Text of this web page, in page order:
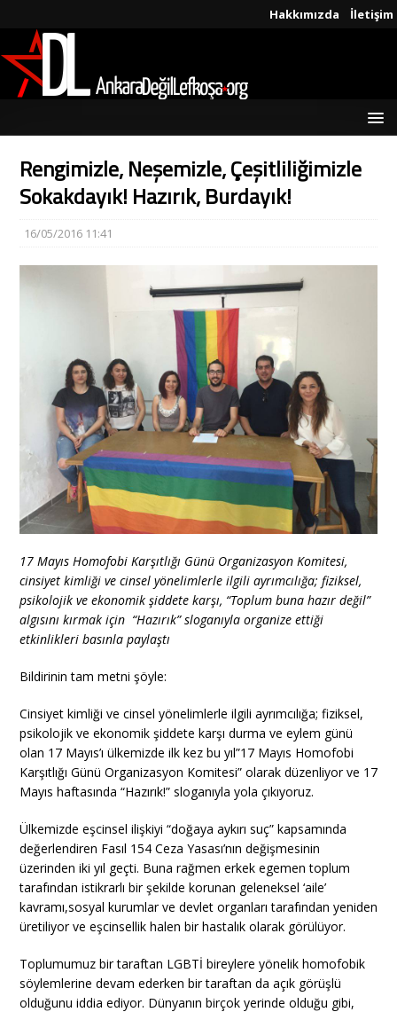
Hakkımızda İletişim
Rengimizle, Neşemizle, Çeşitliliğimizle
Sokakdayık! Hazırık, Burdayık!
16/05/2016 11:41
17 Mayıs Homofobi Karşıtlığı Günü Organizasyon Komitesi,
cinsiyet kimliği ve cinsel yönelimlerle ilgili ayrımcılığa; fiziksel,
psikolojik ve ekonomik şiddete karşı, “Toplum buna hazır değil”
algısını kırmak için “Hazırık” sloganıyla organize ettiği
etkinlikleri basınla paylaştı
Bildirinin tam metni şöyle:
Cinsiyet kimliği ve cinsel yönelimlerle ilgili ayrımcılığa; fiziksel,
psikolojik ve ekonomik şiddete karşı durma ve eylem günü
olan 17 Mayıs’ı ülkemizde ilk kez bu yıl”17 Mayıs Homofobi
Karşıtlığı Günü Organizasyon Komitesi” olarak düzenliyor ve 17
Mayıs haftasında “Hazırık!” sloganıyla yola çıkıyoruz.
Ülkemizde eşcinsel ilişkiyi “doğaya aykırı suç” kapsamında
değerlendiren Fasıl 154 Ceza Yasası’nın değişmesinin
üzerinden iki yıl geçti. Buna rağmen erkek egemen toplum
tarafından istikrarlı bir şekilde korunan geleneksel ‘aile’
kavramı,sosyal kurumlar ve devlet organları tarafından yeniden
üretiliyor ve eşcinsellik halen bir hastalık olarak görülüyor.
Toplumumuz bir taraftan LGBTİ bireylere yönelik homofobik
söylemlerine devam ederken bir taraftan da açık görüşlü
olduğunu iddia ediyor. Dünyanın birçok yerinde olduğu gibi,